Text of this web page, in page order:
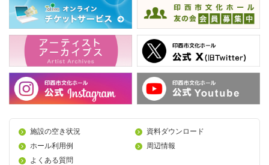
施設の空き状況
資料ダウンロード
ホール利用例
周辺情報
よくある質問